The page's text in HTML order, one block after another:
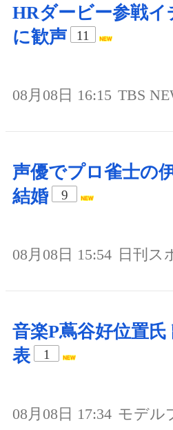
HRダービー参戦イ
に歓声
11
08月08日 16:15 TBS
声優でプロ雀士の
結婚
9
08月08日 15:54 日刊ス
音楽P蔦谷好位置氏
表
1
08月08日 17:34 モデル